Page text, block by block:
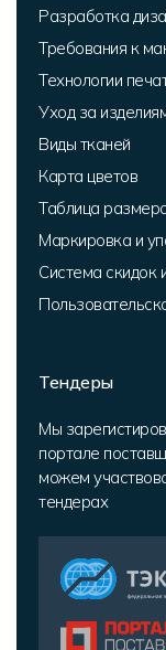
Разработка
Требования к
Технологии
Уход за
Виды тканей
Карта цветов
Таблица
Маркировка и
Система скидок
Тендеры
Мы
портале
можем
тендерах